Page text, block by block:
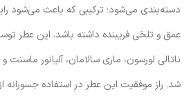
دسته‌بندی می‌شود؛ ترکیبی که باعث می‌شود
عمق و تلخی فریبنده داشته باشد. این عطر
ناتالی لورسون، ماری سالامان، آلیانور
شد. راز موفقیت این عطر در استفاده جسورانه